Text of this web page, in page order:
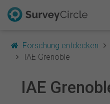
Forschung entdecken
IAE Grenoble
IAE